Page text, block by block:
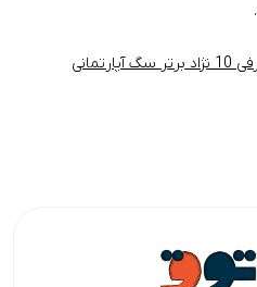
سگ آپارتمانی